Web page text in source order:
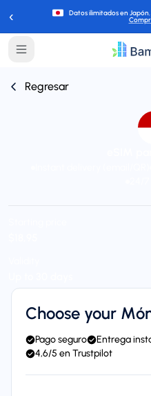
‹ Datos ilimitados en Japón
Regresar
Choose your
Pago seguro Entrega
4,6/5 en Trustpilot